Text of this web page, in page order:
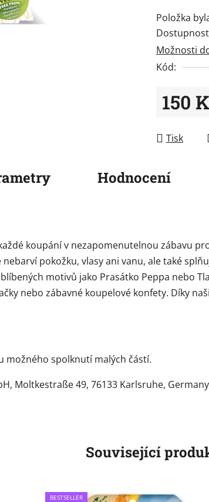
Položka
Dostupnost
Možnosti
Kód:
150
Tisk
Hodnocení
koupání v nezapomenutelnou zábavu
pokožku, vlasy ani vanu, ale také
motivů jako Prasátko Peppa nebo
nebo zábavné koupelové konfety. Díky
možného spolknutí malých částí.
Moltkestraße 49, 76133 Karlsruhe,
Související
BESTSELLER